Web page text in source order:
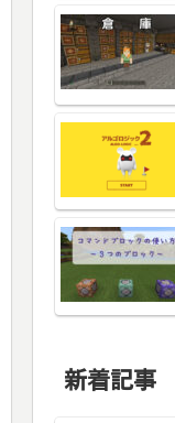
新着記事